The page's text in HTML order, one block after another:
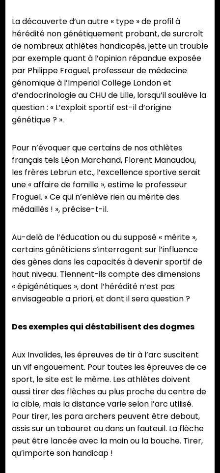
La découverte d’un autre « type » de profil à
hérédité non génétiquement probant, de surcroît
de nombreux athlètes handicapés, jette un trouble
par exemple quant à l’opinion répandue exposée
par Philippe Froguel, professeur de médecine
génomique à l’Imperial College London et
d’endocrinologie au CHU de Lille, lorsqu’il soulève la
question : « L’exploit sportif est-il d’origine
génétique ? ».
Pour n’évoquer que certains de nos athlètes
français tels Léon Marchand, Florent Manaudou,
les frères Lebrun etc., l’excellence sportive serait
une « affaire de famille », estime le professeur
Froguel. « Ce qui n’enlève rien au mérite des
médaillés ! », précise-t-il.
Au-delà de l’éducation ou du supposé « mérite »,
certains généticiens s’interrogent sur l’influence
des gènes dans les capacités à devenir sportif de
haut niveau. Tiennent-ils compte des dimensions
« épigénétiques », dont l’hérédité n’est pas
envisageable a priori, et dont il sera question ?
Des exemples qui déstabilisent des dogmes
Aux Invalides, les épreuves de tir à l’arc suscitent
un vif engouement. Pour toutes les épreuves de ce
sport, le site est le même. Les athlètes doivent
aussi tirer des flèches au plus proche du centre de
la cible, mais la distance varie selon l’arc utilisé.
Pour tirer, les para archers peuvent être debout,
assis sur un tabouret ou dans un fauteuil. La flèche
peut être lancée avec la main ou la bouche. Tirer,
qu’importe son handicap !